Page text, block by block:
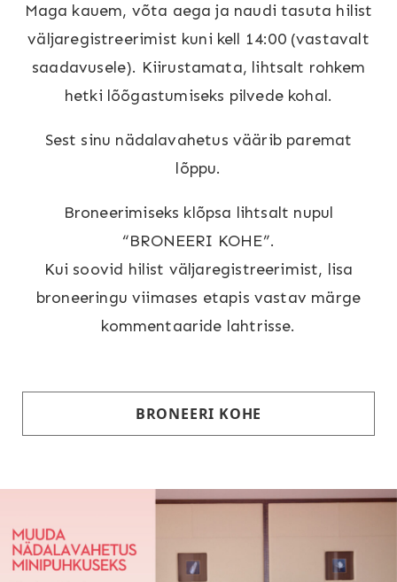
Maga kauem, võta aega ja naudi tasuta hilist
väljaregistreerimist kuni kell 14:00 (vastavalt
saadavusele). Kiirustamata, lihtsalt rohkem
hetki lõõgastumiseks pilvede kohal.
Sest sinu nädalavahetus väärib paremat
lõppu.
Broneerimiseks klõpsa lihtsalt nupul
“BRONEERI KOHE”.
Kui soovid hilist väljaregistreerimist, lisa
broneeringu viimases etapis vastav märge
kommentaaride lahtrisse.
BRONEERI KOHE